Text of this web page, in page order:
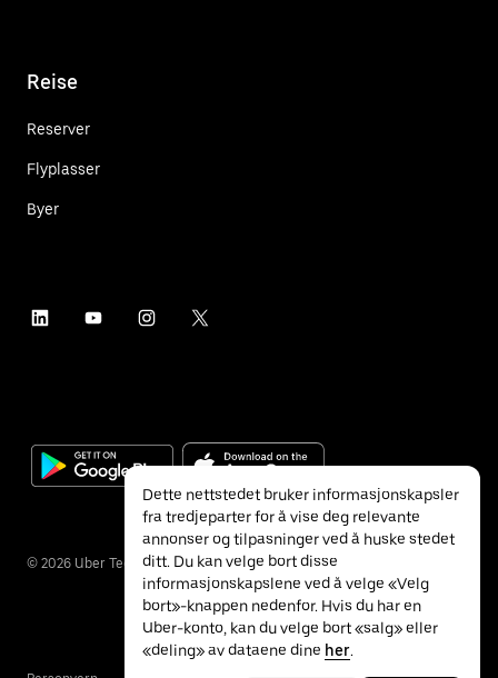
Reise
Reserver
Flyplasser
Byer
© 2026 Uber Technologies Inc.
Dette nettstedet bruker informasjonskapsler
fra tredjeparter for å vise deg relevante
annonser og tilpasninger ved å huske stedet
ditt. Du kan velge bort disse
informasjonskapslene ved å velge «Velg
bort»-knappen nedenfor. Hvis du har en
Uber-konto, kan du velge bort «salg» eller
«deling» av dataene dine her.